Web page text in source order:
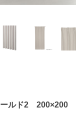
ルド2 200×200